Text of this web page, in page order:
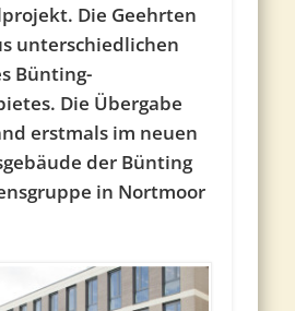
Die Geehrten
unterschiedlichen
Bünting-
Die Übergabe
erstmals im neuen
der Bünting
in Nortmoor